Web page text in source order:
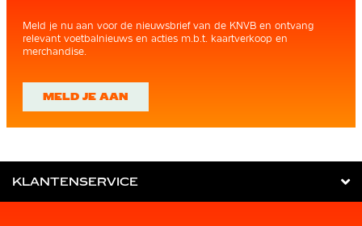
Meld je nu aan voor de nieuwsbrief van de KNVB en ontvang
relevant voetbalnieuws en acties m.b.t. kaartverkoop en
merchandise.
MELD JE AAN
KLANTENSERVICE